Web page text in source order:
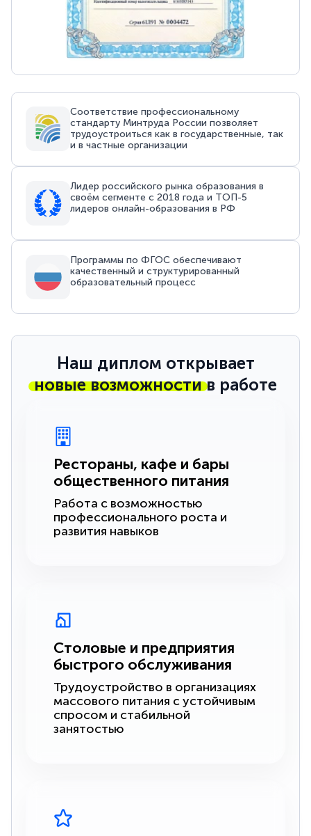
Соответствие профессиональному
стандарту Минтруда России позволяет
трудоустроиться как в государственные, так
и в частные организации
Лидер российского рынка образования в
своём сегменте с 2018 года и ТОП-5
лидеров онлайн-образования в РФ
Программы по ФГОС обеспечивают
качественный и структурированный
образовательный процесс
Наш диплом открывает
новые возможностив работе
Рестораны, кафе и бары
общественного питания
Работа с возможностью
профессионального роста и
развития навыков
Столовые и предприятия
быстрого обслуживания
Трудоустройство в организациях
массового питания с устойчивым
спросом и стабильной
занятостью